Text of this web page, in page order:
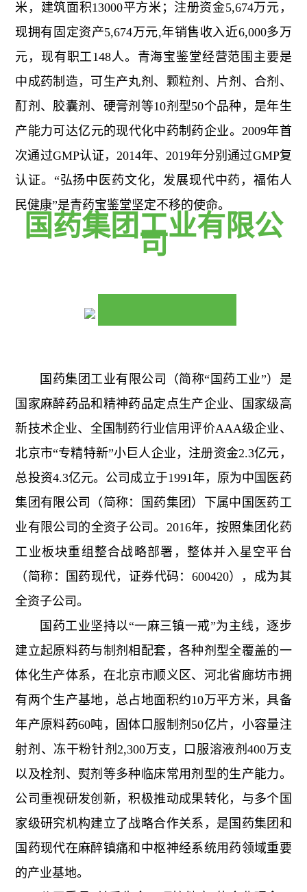
米，建筑面积13000平方米；注册资金5,674万元，
现拥有固定资产5,674万元,年销售收入近6,000多万
元，现有职工148人。青海宝鉴堂经营范围主要是
中成药制造，可生产丸剂、颗粒剂、片剂、合剂、
酊剂、胶囊剂、硬膏剂等10剂型50个品种，是年生
产能力可达亿元的现代化中药制药企业。2009年首
次通过GMP认证，2014年、2019年分别通过GMP复
认证。“弘扬中医药文化，发展现代中药，福佑人
民健康”是青药宝鉴堂坚定不移的使命。
国药集团工业有限公
司
国药集团工业有限公司（简称“国药工业”）是
国家麻醉药品和精神药品定点生产企业、国家级高
新技术企业、全国制药行业信用评价AAA级企业、
北京市“专精特新”小巨人企业，注册资金2.3亿元，
总投资4.3亿元。公司成立于1991年，原为中国医药
集团有限公司（简称：国药集团）下属中国医药工
业有限公司的全资子公司。2016年，按照集团化药
工业板块重组整合战略部署，整体并入星空平台
（简称：国药现代，证券代码：600420），成为其
全资子公司。
国药工业坚持以“一麻三镇一戒”为主线，逐步
建立起原料药与制剂相配套，各种剂型全覆盖的一
体化生产体系，在北京市顺义区、河北省廊坊市拥
有两个生产基地，总占地面积约10万平方米，具备
年产原料药60吨，固体口服制剂50亿片，小容量注
射剂、冻干粉针剂2,300万支，口服溶液剂400万支
以及栓剂、熨剂等多种临床常用剂型的生产能力。
公司重视研发创新，积极推动成果转化，与多个国
家级研究机构建立了战略合作关系，是国药集团和
国药现代在麻醉镇痛和中枢神经系统用药领域重要
的产业基地。